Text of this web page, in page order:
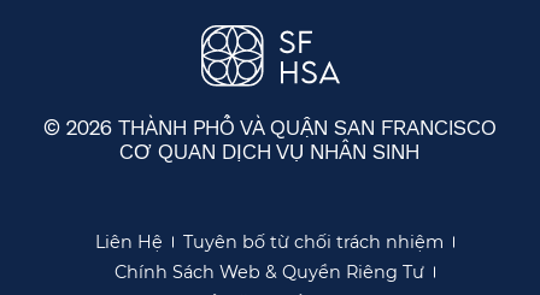
© 2026 THÀNH PHỐ VÀ QUẬN SAN FRANCISCO
CƠ QUAN DỊCH VỤ NHÂN SINH
Liên Hệ​​
Tuyên bố từ chối trách nhiệm​​
Chính Sách Web & Quyền Riêng Tư​​